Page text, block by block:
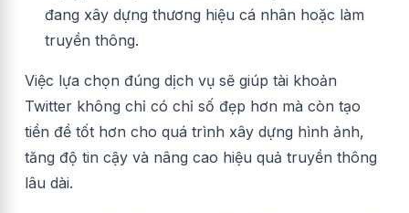
đang xây dựng thương hiệu cá nhân hoặc làm
truyền thông.
Việc lựa chọn đúng dịch vụ sẽ giúp tài khoản
Twitter không chỉ có chỉ số đẹp hơn mà còn tạo
tiền đề tốt hơn cho quá trình xây dựng hình ảnh,
tăng độ tin cậy và nâng cao hiệu quả truyền thông
lâu dài.